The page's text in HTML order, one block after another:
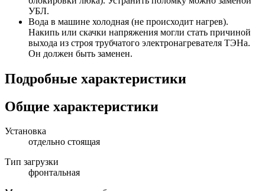
УБЛ.
Вода в машине холодная (не происходит нагрев).
Накипь или скачки напряжения могли стать причиной
выхода из строя трубчатого электронагревателя ТЭНа.
Он должен быть заменен.
Подробные характеристики
Общие характеристики
Установка
отдельно стоящая
Тип загрузки
фронтальная